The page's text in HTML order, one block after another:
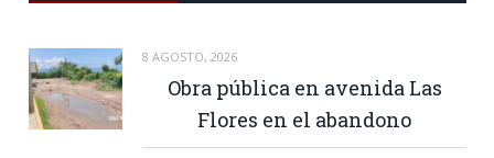
8 AGOSTO, 2026
Obra pública en avenida Las
Flores en el abandono